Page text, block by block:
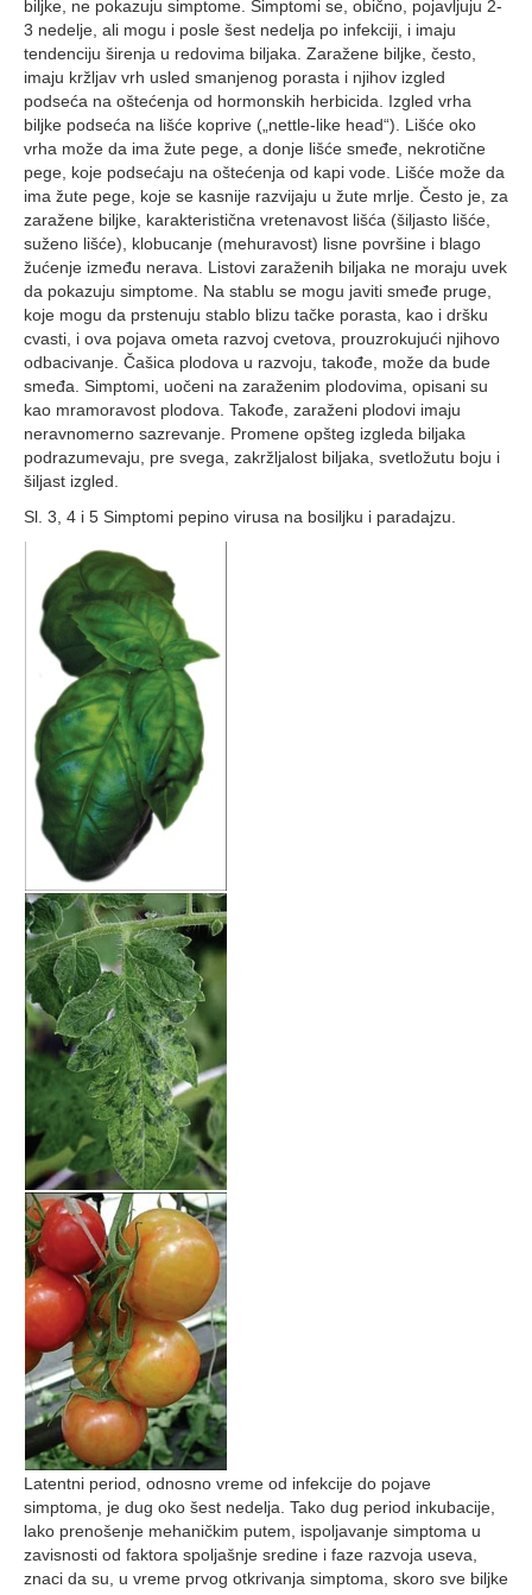
biljke, ne pokazuju simptome. Simptomi se, obično, pojavljuju 2-
3 nedelje, ali mogu i posle šest nedelja po infekciji, i imaju
tendenciju širenja u redovima biljaka. Zaražene biljke, često,
imaju kržljav vrh usled smanjenog porasta i njihov izgled
podseća na oštećenja od hormonskih herbicida. Izgled vrha
biljke podseća na lišće koprive („nettle-like head“). Lišće oko
vrha može da ima žute pege, a donje lišće smeđe, nekrotične
pege, koje podsećaju na oštećenja od kapi vode. Lišće može da
ima žute pege, koje se kasnije razvijaju u žute mrlje. Često je, za
zaražene biljke, karakteristična vretenavost lišća (šiljasto lišće,
suženo lišće), klobucanje (mehuravost) lisne površine i blago
žućenje između nerava. Listovi zaraženih biljaka ne moraju uvek
da pokazuju simptome. Na stablu se mogu javiti smeđe pruge,
koje mogu da prstenuju stablo blizu tačke porasta, kao i dršku
cvasti, i ova pojava ometa razvoj cvetova, prouzrokujući njihovo
odbacivanje. Čašica plodova u razvoju, takođe, može da bude
smeđa. Simptomi, uočeni na zaraženim plodovima, opisani su
kao mramoravost plodova. Takođe, zaraženi plodovi imaju
neravnomerno sazrevanje. Promene opšteg izgleda biljaka
podrazumevaju, pre svega, zakržljalost biljaka, svetložutu boju i
šiljast izgled.
Sl. 3, 4 i 5 Simptomi pepino virusa na bosiljku i paradajzu.
Latentni period, odnosno vreme od infekcije do pojave
simptoma, je dug oko šest nedelja. Tako dug period inkubacije,
lako prenošenje mehaničkim putem, ispoljavanje simptoma u
zavisnosti od faktora spoljašnje sredine i faze razvoja useva,
znaci da su, u vreme prvog otkrivanja simptoma, skoro sve biljke